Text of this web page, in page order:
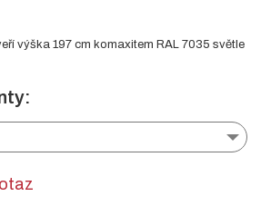
výška 197 cm komaxitem RAL 7035 světle